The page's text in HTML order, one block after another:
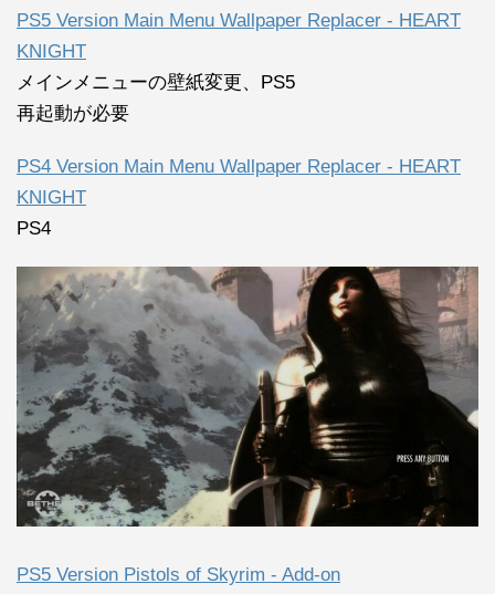
PS5 Version Main Menu Wallpaper Replacer - HEART
KNIGHT
メインメニューの壁紙変更、PS5
再起動が必要
PS4 Version Main Menu Wallpaper Replacer - HEART
KNIGHT
PS4
PS5 Version Pistols of Skyrim - Add-on